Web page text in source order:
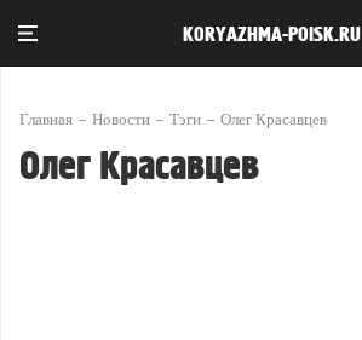
KORYAZHMA-POISK.RU
Главная Новости Тэги Олег Красавцев
Олег Красавцев